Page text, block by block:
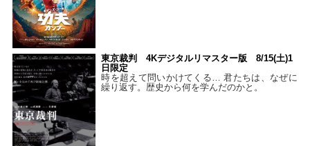
東京裁判 4Kデジタルリマスター版 8/15(土)1
日限定
時を超えて問いかけてくる… 君たちは、なぜに
繰り返す。歴史から何を学んだのかと。